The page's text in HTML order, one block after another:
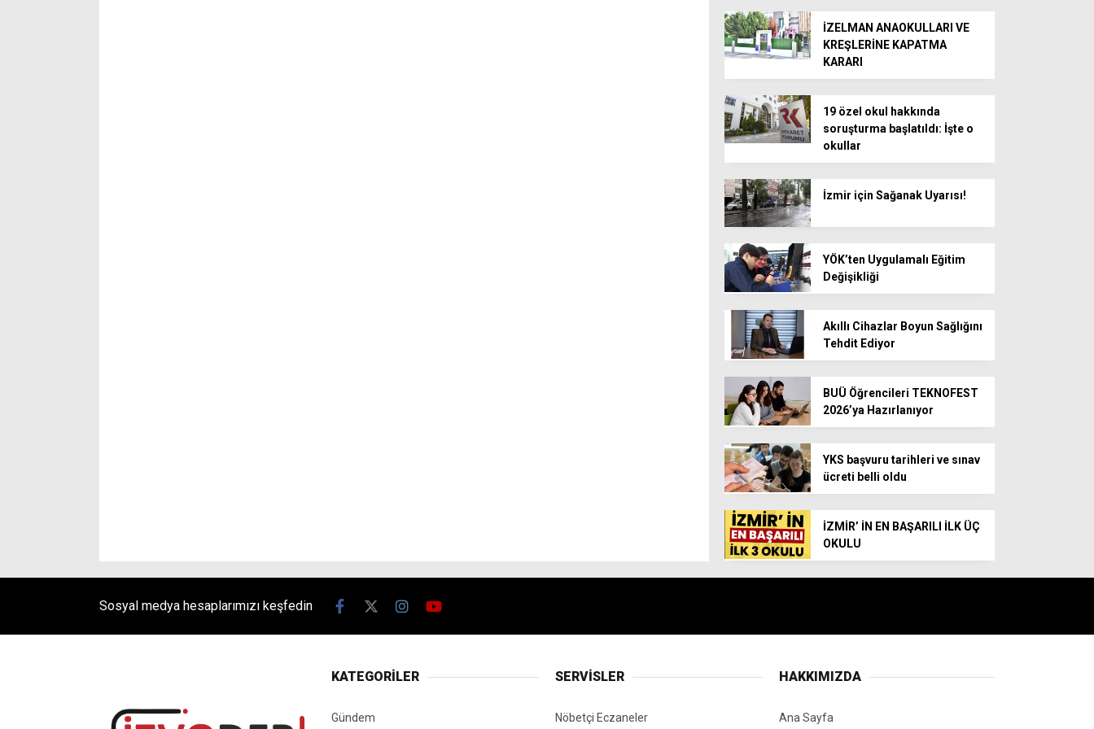
İZELMAN ANAOKULLARI VE
KREŞLERİNE KAPATMA
KARARI
19 özel okul hakkında
soruşturma başlatıldı: İşte o
okullar
İzmir için Sağanak Uyarısı!
YÖK’ten Uygulamalı Eğitim
Değişikliği
Akıllı Cihazlar Boyun Sağlığını
Tehdit Ediyor
BUÜ Öğrencileri TEKNOFEST
2026’ya Hazırlanıyor
YKS başvuru tarihleri ve sınav
ücreti belli oldu
İZMİR’ İN EN BAŞARILI İLK ÜÇ
OKULU
Sosyal medya hesaplarımızı keşfedin
KATEGORİLER
Gündem
SERVİSLER
Nöbetçi Eczaneler
HAKKIMIZDA
Ana Sayfa